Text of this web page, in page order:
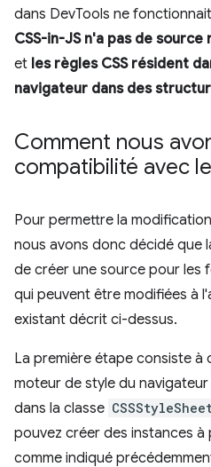
dans DevTools ne
CSS-in-JS n'a pas de
et les règles CSS résident
navigateur dans des
Comment nous
compatibilité avec
Pour permettre la
nous avons donc décidé que
de créer une source pour les
qui peuvent être modifiées à
existant décrit ci-dessus.
La première étape consiste à
moteur de style du
dans la classe
pouvez créer des instances à
comme indiqué